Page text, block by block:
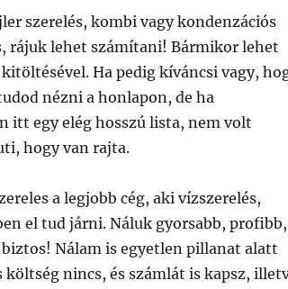
szerelés, kombi vagy kondenzációs
rájuk lehet számítani! Bármikor lehet
Ha pedig kíváncsi vagy,
nézni a honlapon, de ha
itt egy elég hosszú lista, nem volt
hogy van rajta.
a legjobb cég, aki vízszerelés,
el tud járni. Náluk gyorsabb, profibb,
Nálam is egyetlen pillanat alatt
nincs, és számlát is kapsz,